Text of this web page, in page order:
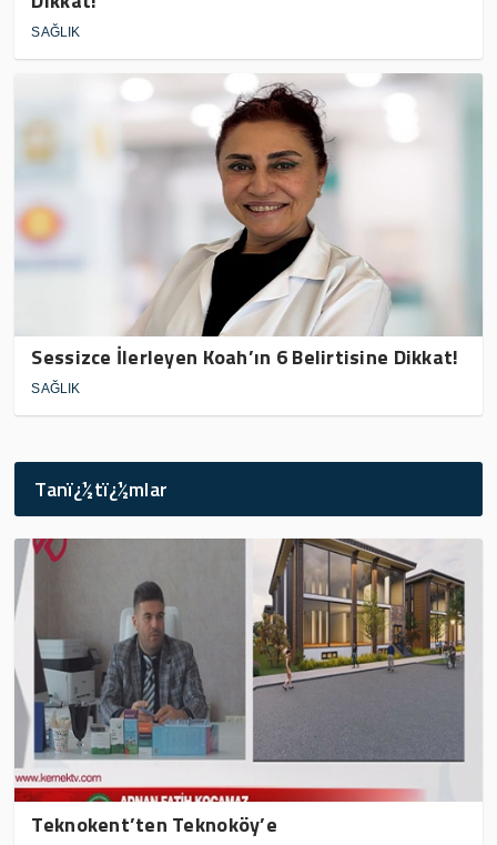
SAĞLIK
Sessizce İlerleyen Koah’ın 6 Belirtisine Dikkat!
SAĞLIK
Tanï¿½tï¿½mlar
Teknokent’ten Teknoköy’e